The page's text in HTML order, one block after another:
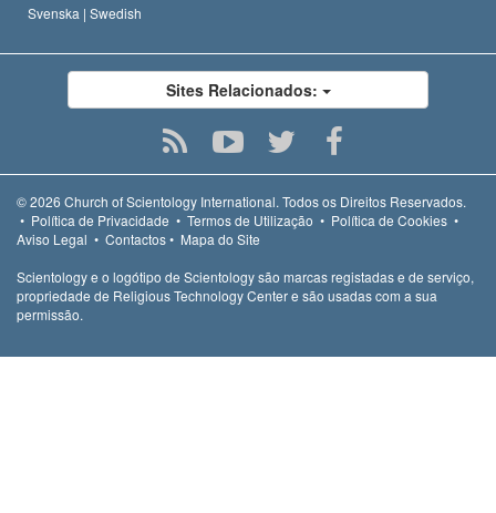
Svenska | Swedish
Sites Relacionados:
© 2026 Church of Scientology International. Todos os Direitos Reservados.
• Política de Privacidade • Termos de Utilização • Política de Cookies •
Aviso Legal • Contactos• Mapa do Site
Scientology e o logótipo de Scientology são marcas registadas e de serviço,
propriedade de Religious Technology Center e são usadas com a sua
permissão.